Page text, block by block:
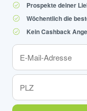
Prospekte deiner
Wöchentlich die
Kein Cashback